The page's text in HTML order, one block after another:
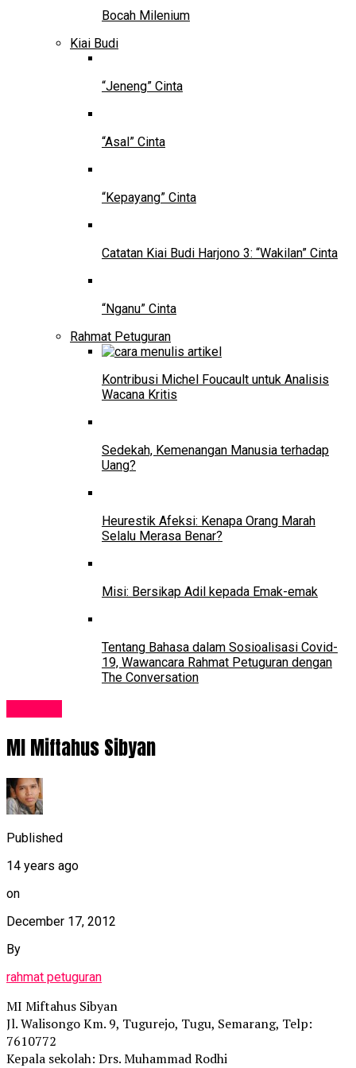
Bocah Milenium
Kiai Budi
“Jeneng” Cinta
“Asal” Cinta
“Kepayang” Cinta
Catatan Kiai Budi Harjono 3: “Wakilan” Cinta
“Nganu” Cinta
Rahmat Petuguran
Kontribusi Michel Foucault untuk Analisis
Wacana Kritis
Sedekah, Kemenangan Manusia terhadap
Uang?
Heurestik Afeksi: Kenapa Orang Marah
Selalu Merasa Benar?
Misi: Bersikap Adil kepada Emak-emak
Tentang Bahasa dalam Sosioalisasi Covid-
19, Wawancara Rahmat Petuguran dengan
The Conversation
MI Miftahus Sibyan
Published
14 years ago
on
December 17, 2012
By
rahmat petuguran
MI Miftahus Sibyan
Jl. Walisongo Km. 9, Tugurejo, Tugu, Semarang, Telp:
7610772
Kepala sekolah: Drs. Muhammad Rodhi